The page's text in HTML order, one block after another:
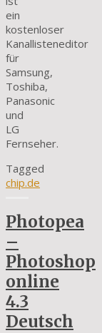
ein
kostenloser
Kanallisteneditor
für
Samsung,
Toshiba,
Panasonic
und
LG
Fernseher.
Tagged
chip.de
Photopea
–
Photoshop
online
4.3
Deutsch